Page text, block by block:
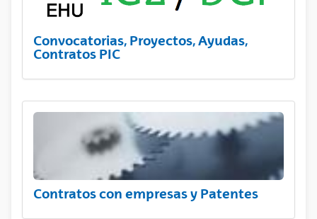
Convocatorias, Proyectos, Ayudas,
Contratos PIC
Contratos con empresas y Patentes